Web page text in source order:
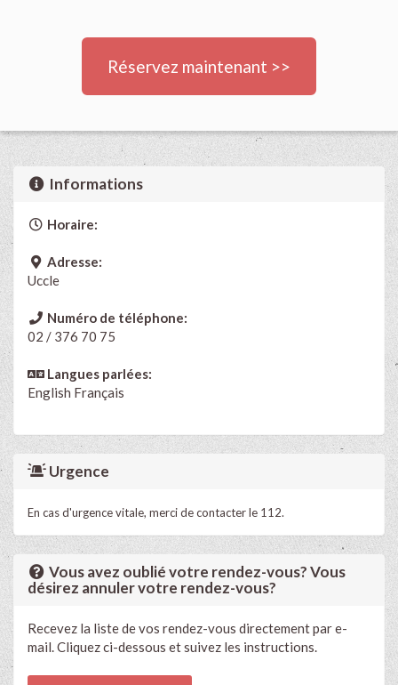
Réservez maintenant >>
Informations
Horaire:
Adresse:
Uccle
Numéro de téléphone:
02 / 376 70 75
Langues parlées:
English Français
Urgence
En cas d'urgence vitale, merci de contacter le 112.
Vous avez oublié votre rendez-vous? Vous
désirez annuler votre rendez-vous?
Recevez la liste de vos rendez-vous directement par e-
mail. Cliquez ci-dessous et suivez les instructions.